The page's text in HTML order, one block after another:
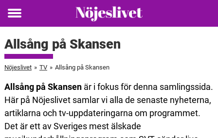
Toggle
Allsång på Skansen
Nöjeslivet » TV » Allsång på Skansen
Allsång på Skansenär i fokus för denna samlingssida.
Här på Nöjeslivet samlar vi alla de senaste nyheterna,
artiklarna och tv-uppdateringarna om programmet.
Det är ett av Sveriges mest älskade